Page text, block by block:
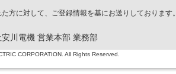
方に対して、ご登録情報を基にお送りしております。
安川電機 営業本部 業務部
CORPORATION. All Rights Reserved.